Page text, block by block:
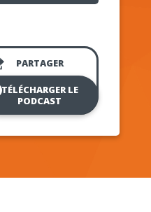
PARTAGER
TÉLÉCHARGER LE
PODCAST